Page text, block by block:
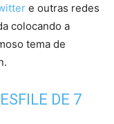
e outras redes
colocando a
tema de
DE 7